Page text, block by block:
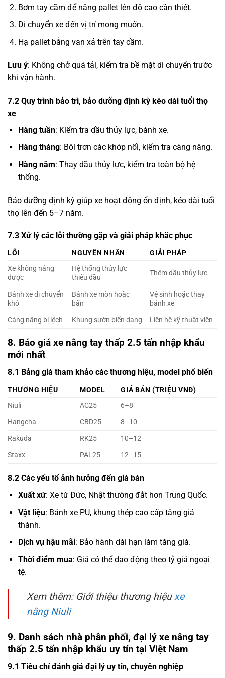
Bơm tay cầm để nâng pallet lên độ cao cần thiết.
Di chuyển xe đến vị trí mong muốn.
Hạ pallet bằng van xả trên tay cầm.
Lưu ý: Không chở quá tải, kiểm tra bề mặt di chuyển trước
khi vận hành.
7.2 Quy trình bảo trì, bảo dưỡng định kỳ kéo dài tuổi thọ
xe
Hàng tuần: Kiểm tra dầu thủy lực, bánh xe.
Hàng tháng: Bôi trơn các khớp nối, kiểm tra càng nâng.
Hàng năm: Thay dầu thủy lực, kiểm tra toàn bộ hệ
thống.
Bảo dưỡng định kỳ giúp xe hoạt động ổn định, kéo dài tuổi
thọ lên đến 5–7 năm.
7.3 Xử lý các lỗi thường gặp và giải pháp khắc phục
LỖI NGUYÊN NHÂN
GIẢI PHÁP
Xe không nâng
được
Hệ thống thủy lực
thiếu dầu
Thêm dầu thủy lực
Bánh xe di chuyển
khó
Bánh xe mòn hoặc
bẩn
Vệ sinh hoặc thay
bánh xe
Càng nâng bị lệch
Khung sườn biến dạng Liên hệ kỹ thuật viên
8. Báo giá xe nâng tay thấp 2.5 tấn nhập khẩu
mới nhất
8.1 Bảng giá tham khảo các thương hiệu, model phổ biến
THƯƠNG HIỆU MODEL
GIÁ BÁN (TRIỆU VNĐ)
Niuli
AC25
6–8
Hangcha
CBD25
8–10
Rakuda
RK25
10–12
Staxx
PAL25 12–15
8.2 Các yếu tố ảnh hưởng đến giá bán
Xuất xứ: Xe từ Đức, Nhật thường đắt hơn Trung Quốc.
Vật liệu: Bánh xe PU, khung thép cao cấp tăng giá
thành.
Dịch vụ hậu mãi: Bảo hành dài hạn làm tăng giá.
Thời điểm mua: Giá có thể dao động theo tỷ giá ngoại
tệ.
Xem thêm: Giới thiệu thương hiệu xe
nâng Niuli
9. Danh sách nhà phân phối, đại lý xe nâng tay
thấp 2.5 tấn nhập khẩu uy tín tại Việt Nam
9.1 Tiêu chí đánh giá đại lý uy tín, chuyên nghiệp